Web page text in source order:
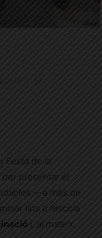
Festa de la
presentar el
—a més de
fins a l’escola
i, al mateix